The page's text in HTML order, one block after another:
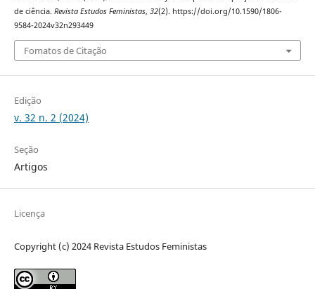
de ciência. Revista Estudos Feministas, 32(2). https://doi.org/10.1590/1806-
9584-2024v32n293449
Fomatos de Citação
Edição
v. 32 n. 2 (2024)
Seção
Artigos
Licença
Copyright (c) 2024 Revista Estudos Feministas